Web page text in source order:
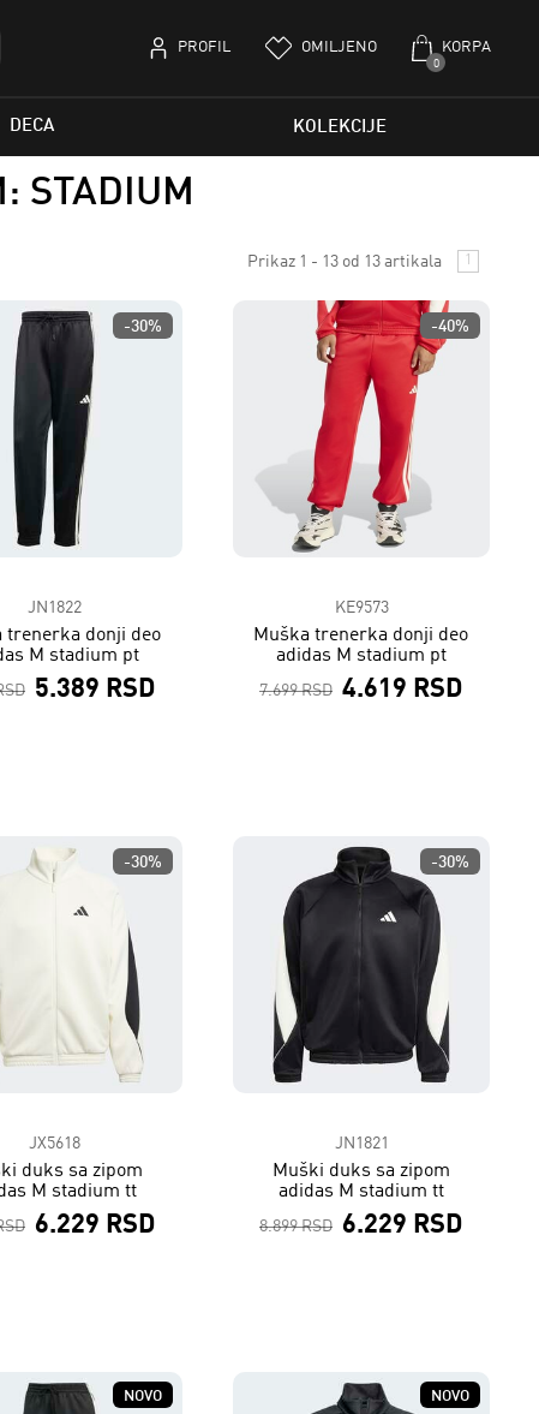
PROFIL OMILJENO KORPA
0
DECA KOLEKCIJE
STADIUM
Prikaz 1 - 13 od 13 artikala 1
JN1822
trenerka donji deo
M stadium pt
5.389 RSD
-30%
KE9573
Muška trenerka donji deo
adidas M stadium pt
7.699 RSD 4.619 RSD
-40%
JX5618
duks sa zipom
M stadium tt
6.229 RSD
-30%
JN1821
Muški duks sa zipom
adidas M stadium tt
8.899 RSD 6.229 RSD
-30%
NOVO NOVO